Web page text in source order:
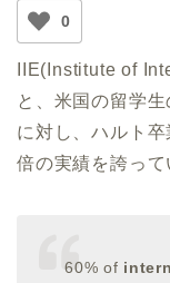
0
IIE(Institute of
と、米国の留学
に対し、ハルト
倍の実績を誇って
60% of